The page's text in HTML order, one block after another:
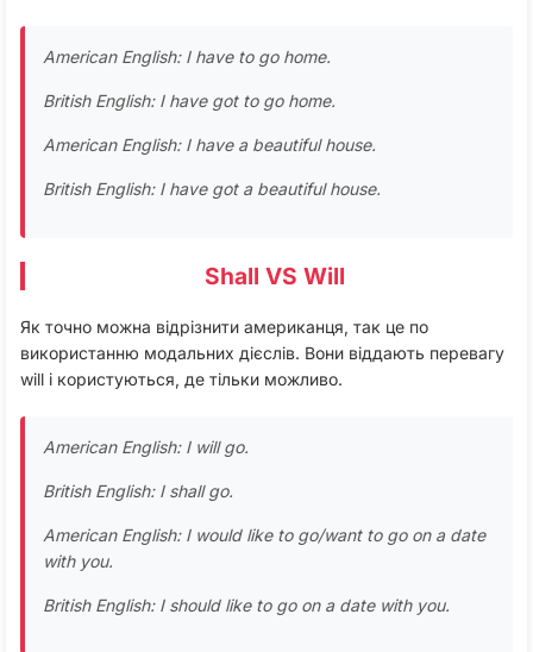
American English: I have to go home.
British English: I have got to go home.
American English: I have a beautiful house.
British English: I have got a beautiful house.
Shall VS Will
Як точно можна відрізнити американця, так це по
використанню модальних дієслів. Вони віддають перевагу
will і користуються, де тільки можливо.
American English: I will go.
British English: I shall go.
American English: I would like to go/want to go on a date
with you.
British English: I should like to go on a date with you.